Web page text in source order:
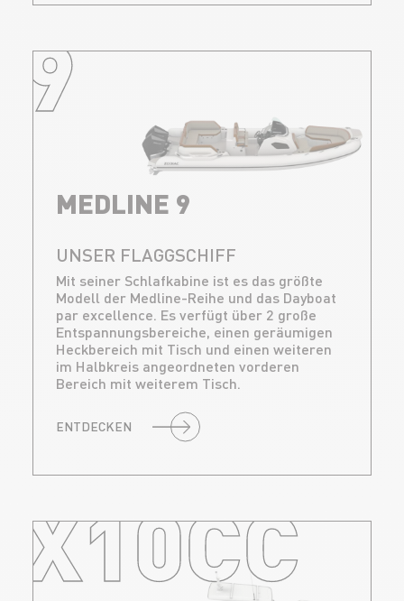
9
MEDLINE 9
UNSER FLAGGSCHIFF
Mit seiner Schlafkabine ist es das größte
Modell der Medline-Reihe und das Dayboat
par excellence. Es verfügt über 2 große
Entspannungsbereiche, einen geräumigen
Heckbereich mit Tisch und einen weiteren
im Halbkreis angeordneten vorderen
Bereich mit weiterem Tisch.
ENTDECKEN
X10CC